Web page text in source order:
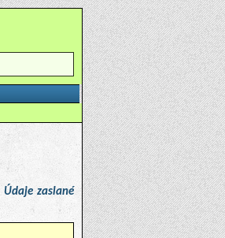
Údaje zaslané